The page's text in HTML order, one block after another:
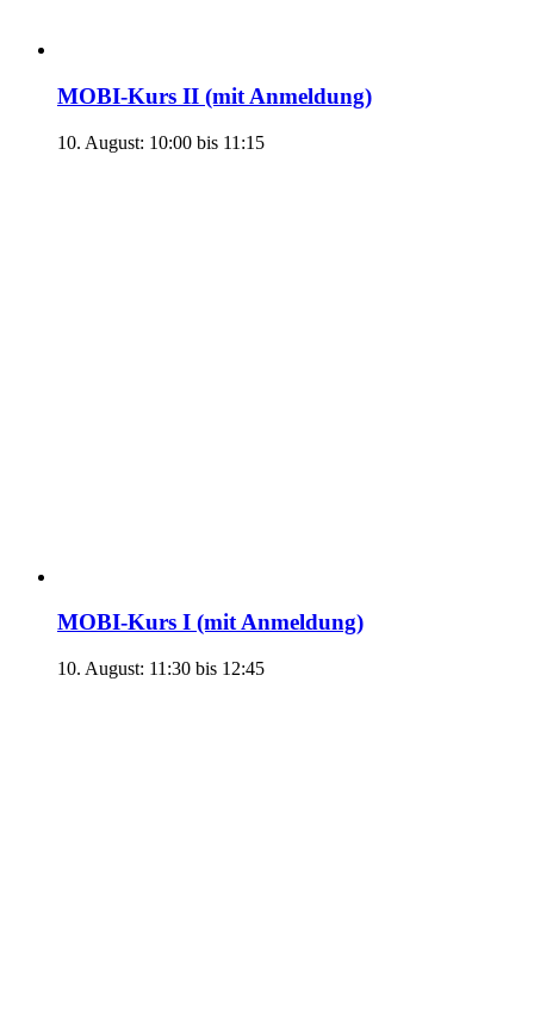
MOBI-Kurs II (mit Anmeldung)
10. August: 10:00 bis 11:15
MOBI-Kurs I (mit Anmeldung)
10. August: 11:30 bis 12:45